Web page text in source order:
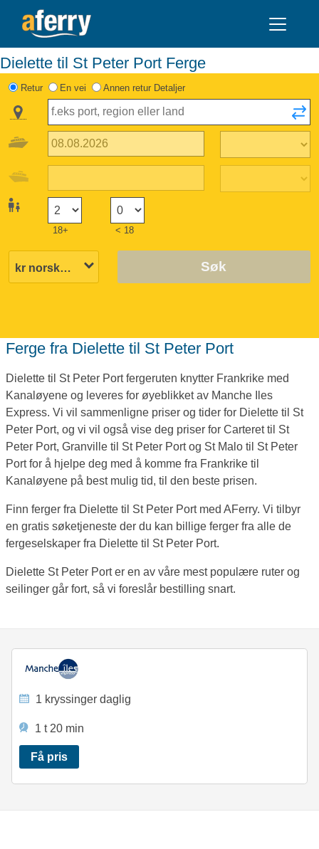
Dielette til St Peter Port Ferge
Retur En vei Annen retur Detaljer
18+ < 18
Søk
Ferge fra Dielette til St Peter Port
Dielette til St Peter Port fergeruten knytter Frankrike med
Kanaløyene og leveres for øyeblikket av Manche Iles
Express. Vi vil sammenligne priser og tider for Dielette til St
Peter Port, og vi vil også vise deg priser for Carteret til St
Peter Port, Granville til St Peter Port og St Malo til St Peter
Port for å hjelpe deg med å komme fra Frankrike til
Kanaløyene på best mulig tid, til den beste prisen.
Finn ferger fra Dielette til St Peter Port med AFerry. Vi tilbyr
en gratis søketjeneste der du kan billige ferger fra alle de
fergeselskaper fra Dielette til St Peter Port.
Dielette St Peter Port er en av våre mest populære ruter og
seilinger går fort, så vi foreslår bestilling snart.
1 kryssinger daglig
1 t 20 min
Få pris